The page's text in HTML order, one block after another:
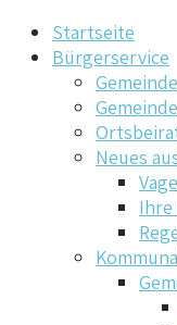
Startseite
Bürgerservice
Gemeinde
Neues